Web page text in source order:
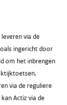
via de
ingericht door
om het inbrengen
via de reguliere
Actiz via de